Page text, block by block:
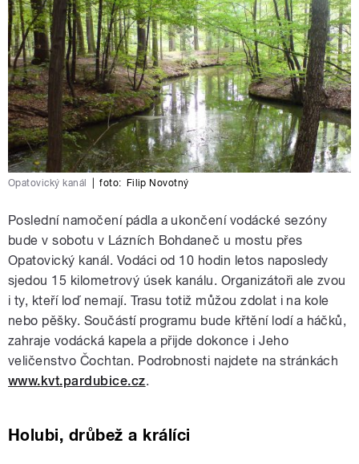
Opatovický kanál foto: Filip Novotný
Poslední namočení pádla a ukončení vodácké sezóny
bude v sobotu v Lázních Bohdaneč u mostu přes
Opatovický kanál. Vodáci od 10 hodin letos naposledy
sjedou 15 kilometrový úsek kanálu. Organizátoři ale zvou
i ty, kteří loď nemají. Trasu totiž můžou zdolat i na kole
nebo pěšky. Součástí programu bude křtění lodí a háčků,
zahraje vodácká kapela a přijde dokonce i Jeho
veličenstvo Čochtan. Podrobnosti najdete na stránkách
www.kvt.pardubice.cz.
Holubi, drůbež a králíci